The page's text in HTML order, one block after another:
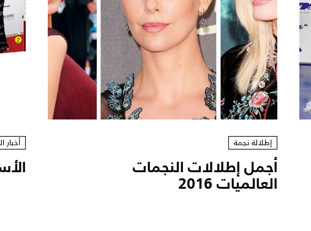
إطلالة نجمة
أجمل إطلالات النجمات
العالميات 2016
أخبار